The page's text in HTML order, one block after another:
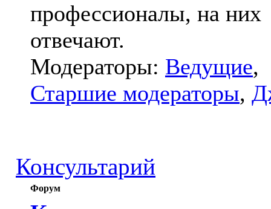
профессионалы, на них
отвечают.
Модераторы: Ведущие,
Старшие модераторы,
Консультарий
Форум